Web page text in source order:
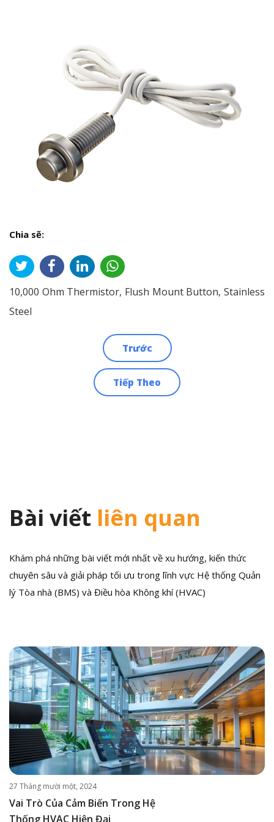
Chia sẽ:
10,000 Ohm Thermistor, Flush Mount Button, Stainless
Steel
Trước
Tiếp Theo
Bài viết liên quan
Khám phá những bài viết mới nhất về xu hướng, kiến thức
chuyên sâu và giải pháp tối ưu trong lĩnh vực Hệ thống Quản
lý Tòa nhà (BMS) và Điều hòa Không khí (HVAC)
27 Tháng mười một, 2024
Vai Trò Của Cảm Biến Trong Hệ
Thống HVAC Hiện Đại